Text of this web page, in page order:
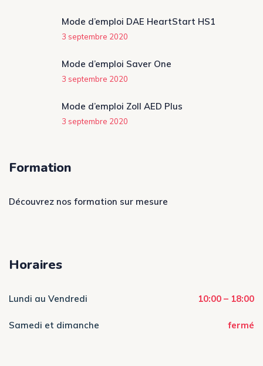
Mode d’emploi DAE HeartStart HS1
3 septembre 2020
Mode d’emploi Saver One
3 septembre 2020
Mode d’emploi Zoll AED Plus
3 septembre 2020
Formation
Découvrez nos formation sur mesure
Horaires
Lundi au Vendredi 10:00 – 18:00
Samedi et dimanche fermé